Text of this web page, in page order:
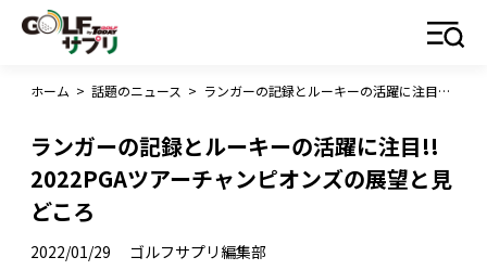
ホーム > 話題のニュース > ランガーの記録とルーキーの活躍に注目!! 2022PGAツアーチャンピオンズの展望と見どころ
ランガーの記録とルーキーの活躍に注目!!
2022PGAツアーチャンピオンズの展望と見
どころ
2022/01/29 ゴルフサプリ編集部